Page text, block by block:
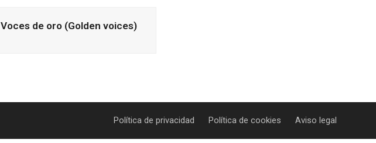
Voces de oro (Golden voices)
Política de privacidad Política de cookies Aviso legal